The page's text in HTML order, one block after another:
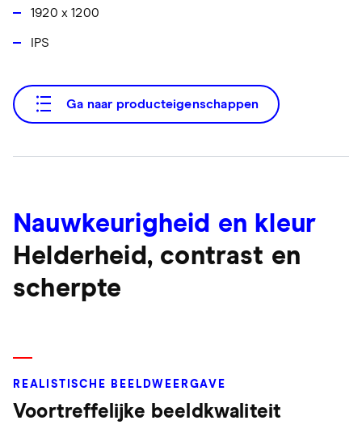
1920 x 1200
IPS
Ga naar producteigenschappen
Nauwkeurigheid en kleur
Helderheid, contrast en
scherpte
REALISTISCHE BEELDWEERGAVE
Voortreffelijke beeldkwaliteit